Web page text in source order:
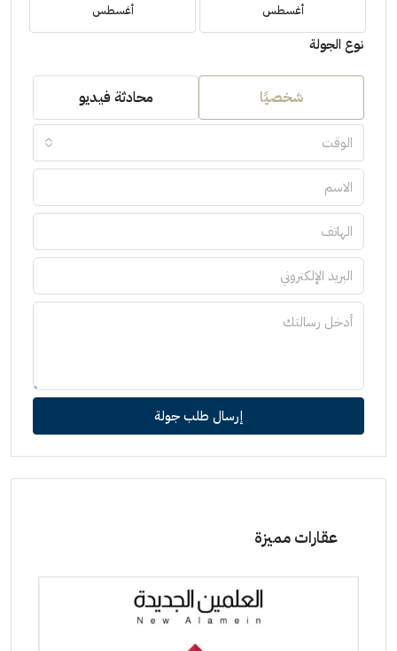
أغسطس أغسطس
نوع الجولة
شخصيًا محادثة فيديو
الوقت
إرسال طلب جولة
عقارات مميزة